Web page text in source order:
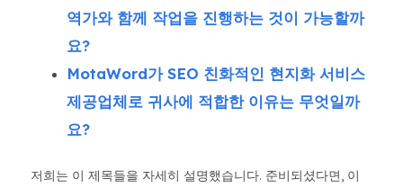
역가와 함께 작업을 진행하는 것이 가능할까
요?
MotaWord가 SEO 친화적인 현지화 서비스
제공업체로 귀사에 적합한 이유는 무엇일까
요?
저희는 이 제목들을 자세히 설명했습니다. 준비되셨다면, 이